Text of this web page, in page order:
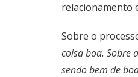
relacionamento
Sobre o
coisa boa. Sobre
sendo bem de